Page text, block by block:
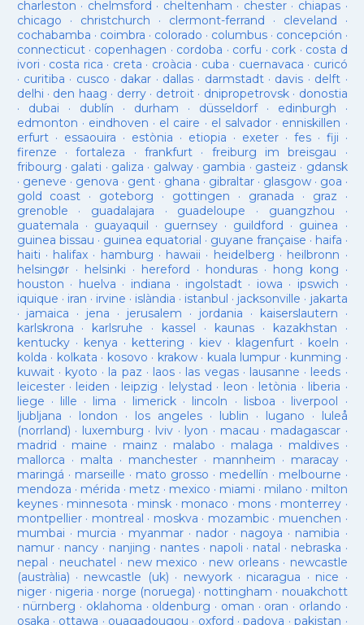
charleston · chelmsford · cheltenham · chester· chiapas ·
chicago · christchurch · clermont-ferrand · cleveland ·
cochabamba · coimbra · colorado · columbus· concepción ·
connecticut· copenhagen · cordoba · corfu · cork · costa d
ivori · costa rica · creta · croàcia · cuba · cuernavaca · curicó
· curitiba · cusco · dakar · dallas · darmstadt· davis · delft ·
delhi · den haag · derry· detroit· dnipropetrovsk· donostia
· dubai · dublín · durham · düsseldorf· edinburgh ·
edmonton · eindhoven · el caire · el salvador · enniskillen ·
erfurt· essaouira · estònia · etiopia · exeter· fes· fiji ·
firenze ·fortaleza · frankfurt· freiburg im breisgau ·
fribourg · galati · galiza · galway· gambia · gasteiz · gdansk
· geneve · genova · gent· ghana · gibraltar· glasgow· goa ·
gold coast · goteborg · gottingen · granada · graz ·
grenoble · guadalajara · guadeloupe · guangzhou ·
guatemala · guayaquil · guernsey· guildford · guinea ·
guinea bissau · guinea equatorial · guyane française · haifa ·
haiti · halifax · hamburg · hawaii · heidelberg · heilbronn ·
helsingør· helsinki · hereford · honduras· hong kong ·
houston · huelva · indiana · ingolstadt· iowa · ipswich ·
iquique · iran · irvine · islàndia · istanbul · jacksonville · jakarta
· jamaica · jena · jerusalem · jordania · kaiserslautern ·
karlskrona · karlsruhe · kassel · kaunas· kazakhstan ·
kentucky· kenya · kettering · kiev· klagenfurt · koeln ·
kolda · kolkata · kosovo · krakow· kuala lumpur · kunming ·
kuwait· kyoto · la paz · laos· las vegas· lausanne · leeds ·
leicester· leiden · leipzig · lelystad · leon · letònia · liberia ·
liege · lille · lima · limerick· lincoln · lisboa · liverpool ·
ljubljana · london · los angeles· lublin · lugano · luleå
(norrland) · luxemburg · lviv · lyon · macau · madagascar·
madrid · maine · mainz · malabo · malaga · maldives·
mallorca · malta · manchester· mannheim · maracay·
maringá · marseille · mato grosso · medellín · melbourne ·
mendoza · mérida · metz · mexico · miami · milano · milton
keynes· minnesota · minsk · monaco · mons · monterrey ·
montpellier· montreal · moskva · mozambic· muenchen ·
mumbai · murcia · myanmar· nador · nagoya · namibia ·
namur· nancy · nanjing · nantes · napoli · natal · nebraska ·
nepal · neuchatel · new mexico · new orleans· newcastle
(austràlia) · newcastle (uk) · newyork· nicaragua · nice ·
niger· nigeria · norge (noruega) · nottingham · nouakchott
· nürnberg · oklahoma · oldenburg · oman · oran · orlando ·
osaka · ottawa · ouagadougou · oxford ·padova ·pakistan ·